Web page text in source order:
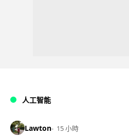
人工智能
Lawton 15 小時